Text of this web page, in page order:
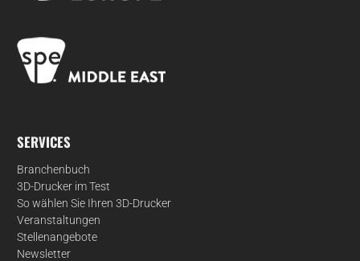
SERVICES
Branchenbuch
3D-Drucker im Test
So wählen Sie Ihren 3D-Drucker
Veranstaltungen
Stellenangebote
Newsletter